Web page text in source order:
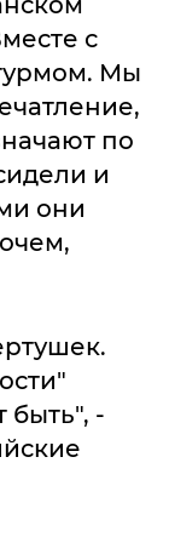
с
Мы
по
и
они
быть", -